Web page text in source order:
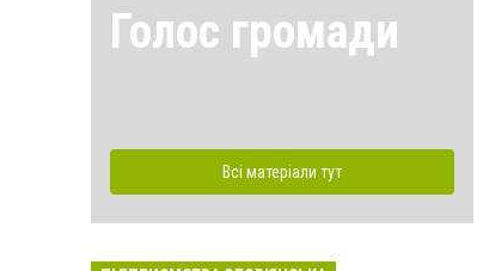
Голос громади
Всі матеріали тут